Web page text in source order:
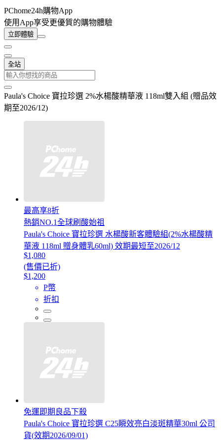
PChome24h購物App
使用App享受更優質的購物體驗
立即體驗
全站
Paula's Choice 寶拉珍選 2%水楊酸精華液 118ml雙入組 (贈品效
期至2026/12)
最高享8折
熱銷NO.1全球刷酸始祖
Paula's Choice 寶拉珍選 水楊酸新客體驗組(2%水楊酸精
華液 118ml 贈身體乳60ml) 效期最短至2026/12
$1,080
(售價已折)
$1,200
P幣
折扣
免運即期良品下殺
Paula's Choice 寶拉珍選 C25瞬效亮白淡斑精華30ml 公司
貨(效期2026/09/01)